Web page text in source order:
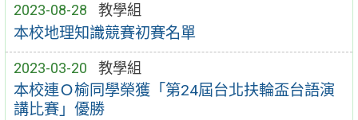
2023-08-28 教學組
本校地理知識競賽初賽名單
2023-03-20 教學組
本校連Ｏ榆同學榮獲「第24屆台北扶輪盃台語演
講比賽」優勝